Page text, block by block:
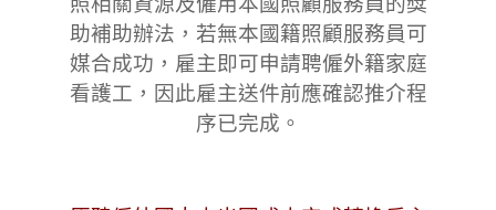
助補助辦法，若無本國籍照顧服務員可
媒合成功，雇主即可申請聘僱外籍家庭
看護工，因此雇主送件前應確認推介程
序已完成。